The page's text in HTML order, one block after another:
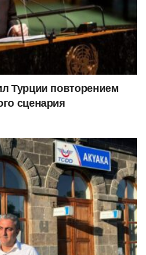
Турции повторением
сценария